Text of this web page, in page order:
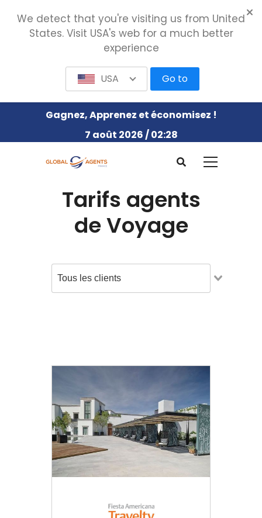
Gagnez, Apprenez et économisez !
7 août 2026 / 02:28
Tarifs agents
de Voyage
We detect that you're visiting us from United
States. Visit USA's web for a much better
experience
USA Go to